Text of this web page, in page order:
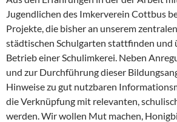
Jugendlichen des Imkerverein Cottbus
Projekte, die bisher an unserem
städtischen Schulgarten stattfinden und
Betrieb einer Schulimkerei. Neben
und zur Durchführung dieser
Hinweise zu gut nutzbaren
die Verknüpfung mit relevanten,
werden. Wir wollen Mut machen,